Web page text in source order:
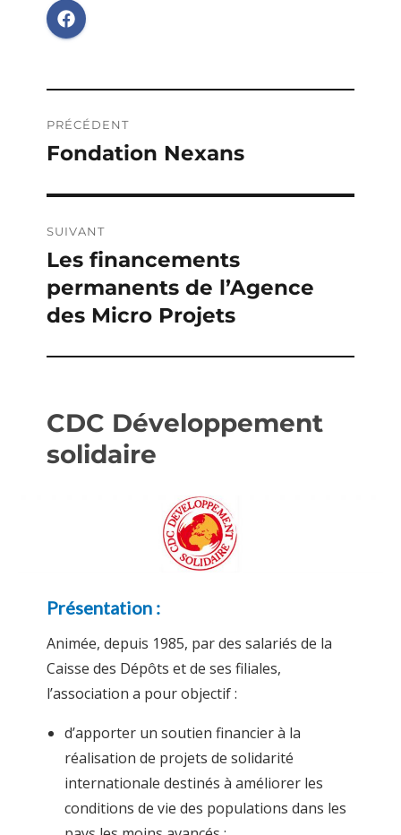
de
PRÉCÉDENT
Publication
Fondation Nexans
SUIVANT
Publication
suivante :
Les financements
permanents de l’Agence
des Micro Projets
CDC Développement
solidaire
Présentation :
Animée, depuis 1985, par des salariés de la
Caisse des Dépôts et de ses filiales,
l’association a pour objectif :
d’apporter un soutien financier à la
réalisation de projets de solidarité
internationale destinés à améliorer les
conditions de vie des populations dans les